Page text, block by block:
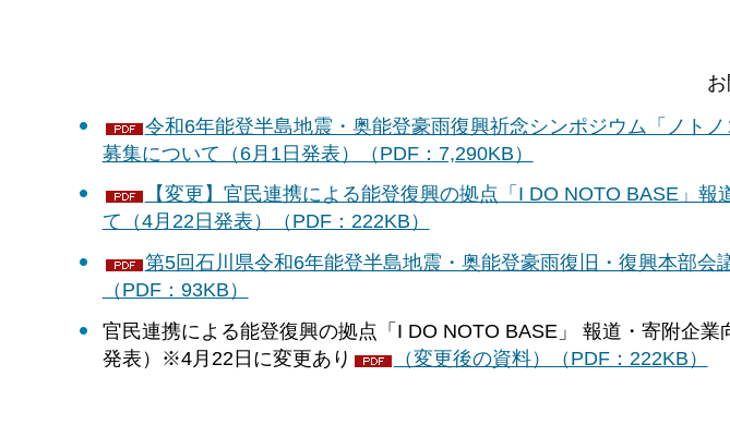
令和6年能登半島地震・奥能登豪雨復興祈念シンポジウム「ノト
募集について（6月1日発表）（PDF：7,290KB）
【変更】官民連携による能登復興の拠点「I DO NOTO BASE」
て（4月22日発表）（PDF：222KB）
第5回石川県令和6年能登半島地震・奥能登豪雨復旧・復興本部会
（PDF：93KB）
官民連携による能登復興の拠点「I DO NOTO BASE」 報道・寄附企業
発表）※4月22日に変更あり
（変更後の資料）（PDF：222KB）